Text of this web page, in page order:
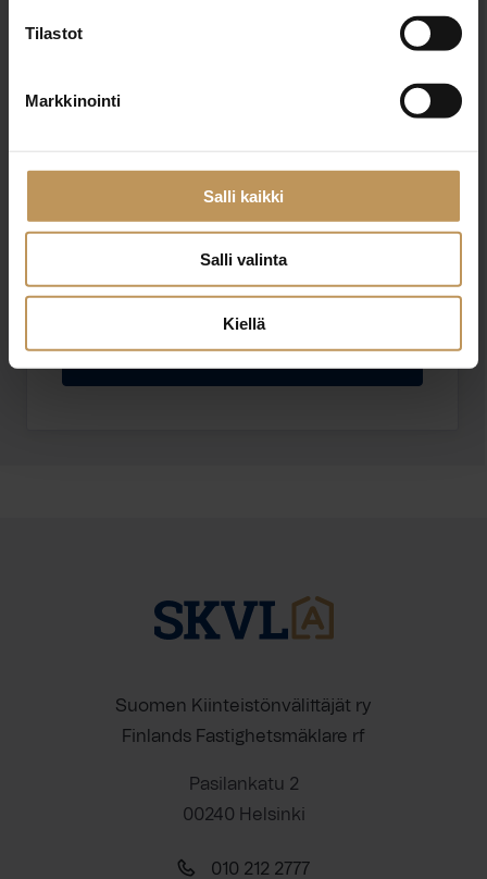
Tilastot
Markkinointi
Salli kaikki
Salli valinta
Kiellä
Suomen Kiinteistönvälittäjät ry
Finlands Fastighetsmäklare rf
Pasilankatu 2
00240 Helsinki
010 212 2777